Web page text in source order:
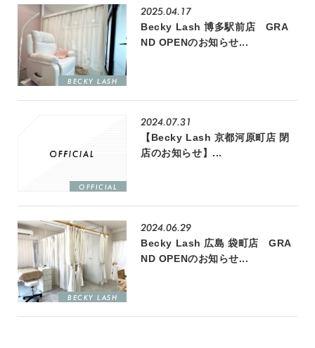
BECKY LASH
2025.04.17
Becky Lash 博多駅前店 GRA
ND OPENのお知らせ...
OFFICIAL
2024.07.31
【Becky Lash 京都河原町店 閉
店のお知らせ】...
BECKY LASH
2024.06.29
Becky Lash 広島 袋町店 GRA
ND OPENのお知らせ...